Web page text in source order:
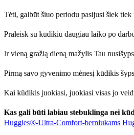
Tėti, galbūt šiuo periodu pasijusi šiek
Praleisk su kūdikiu daugiau laiko po
Ir vieną gražią dieną mažylis Tau
Pirmą savo gyvenimo mėnesį kūdikis
Kai kūdikis juokiasi, juokiasi visas jo
Kas gali būti labiau stebuklinga nei
Huggies®-Ultra-Comfort-berniukams